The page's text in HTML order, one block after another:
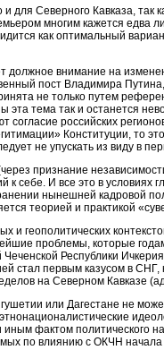
для Северного Кавказа,
многим кажется едва
как оптимальный
должное внимание на
пост Владимира
не только путем
эта тема так и останется
российских
Конституции, то
не упускать из виду в
признание
к себе. И все это в
нынешней кадровой
теорией и практикой
и геополитических
проблемы, которые
Республики
стал первым казусом в
на Северном Кавказе
или Дагестане не
фактом политического
по влиянию с ОКЧН начала